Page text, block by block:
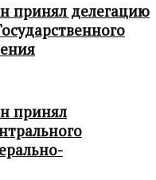
принял делегацию
принял